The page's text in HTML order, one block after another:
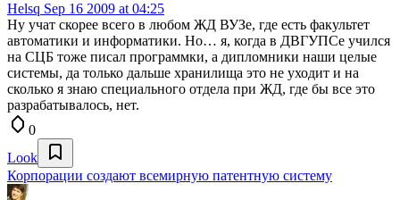
Helsq Sep 16 2009 at 04:25
Ну учат скорее всего в любом ЖД ВУЗе, где есть факультет
автоматики и информатики. Но… я, когда в ДВГУПСе учился
на СЦБ тоже писал программки, а дипломники наши целые
системы, да только дальше хранилища это не уходит и на
сколько я знаю специального отдела при ЖД, где бы все это
разрабатывалось, нет.
0
Look
Корпорации создают всемирную патентную систему